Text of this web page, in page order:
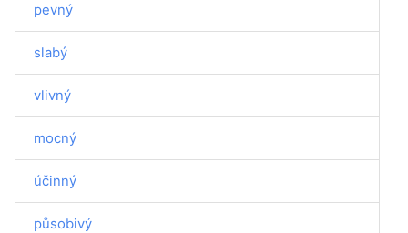
pevný
slabý
vlivný
mocný
účinný
působivý